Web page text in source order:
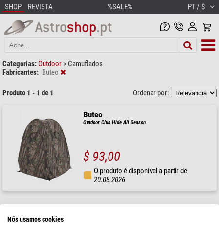
SHOP REVISTA %SALE% PT / $
Categorias: Outdoor > Camuflados
Fabricantes: Buteo
Produto 1 - 1 de 1 Ordenar por:
Buteo
Outdoor Club Hide All Season
$ 93,00
O produto é disponível a partir de
20.08.2026
Nós usamos cookies